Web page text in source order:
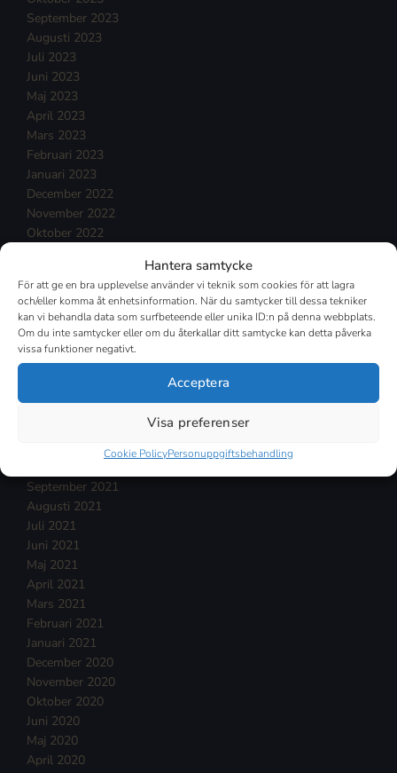
Hantera samtycke
För att ge en bra upplevelse använder vi teknik som cookies för att lagra
och/eller komma åt enhetsinformation. När du samtycker till dessa tekniker
kan vi behandla data som surfbeteende eller unika ID:n på denna webbplats.
Om du inte samtycker eller om du återkallar ditt samtycke kan detta påverka
vissa funktioner negativt.
Acceptera
Visa preferenser
Cookie PolicyPersonuppgiftsbehandling
September 2023
Augusti 2023
Juli 2023
Juni 2023
Maj 2023
April 2023
Mars 2023
Februari 2023
Januari 2023
December 2022
November 2022
Oktober 2022
Juli 2022
Juni 2022
Maj 2022
April 2022
November 2021
September 2021
Augusti 2021
Juli 2021
Juni 2021
Maj 2021
April 2021
Mars 2021
Februari 2021
Januari 2021
December 2020
November 2020
Oktober 2020
Juni 2020
Maj 2020
April 2020